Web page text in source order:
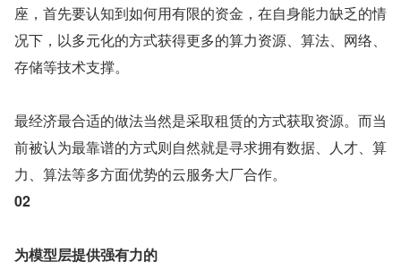
座，首先要认知到如何用有限的资金，在自身能力缺乏的情
况下，以多元化的方式获得更多的算力资源、算法、网络、
存储等技术支撑。
最经济最合适的做法当然是采取租赁的方式获取资源。而当
前被认为最靠谱的方式则自然就是寻求拥有数据、人才、算
力、算法等多方面优势的云服务大厂合作。
02
为模型层提供强有力的